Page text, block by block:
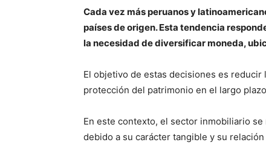
Cada vez más peruanos y
países de origen. Esta tendencia
la necesidad de diversificar moneda,
El objetivo de estas decisiones es
protección del patrimonio en el largo
En este contexto, el sector inmobiliario
debido a su carácter tangible y su